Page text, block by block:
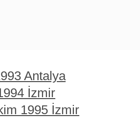
Antalya
İzmir
1995 İzmir